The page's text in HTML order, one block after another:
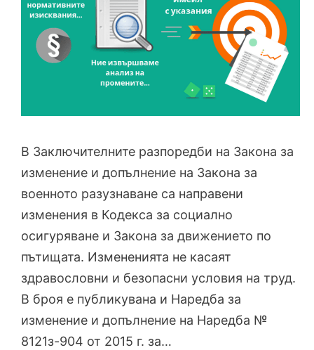
В Заключителните разпоредби на Закона за
изменение и допълнение на Закона за
военното разузнаване са направени
изменения в Кодекса за социално
осигуряване и Закона за движението по
пътищата. Измененията не касаят
здравословни и безопасни условия на труд.
В броя е публикувана и Наредба за
изменение и допълнение на Наредба №
8121з-904 от 2015 г. за…